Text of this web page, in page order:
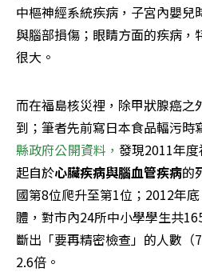
中樞神經系統疾病，子宮內嬰兒
與腦部損傷；眼睛方面的疾病，
很大。
而在福島核災裡，除甲狀腺癌之
到；筆者先前寫日本食品輻污時
縣政府公開資料，發現2011年度
起自於心臟疾病與腦血管疾病的
國第8位爬升至第1位；2012年
體，對市內24所中小學學生共
斷出「要再精密檢查」的人數（
2.6倍。